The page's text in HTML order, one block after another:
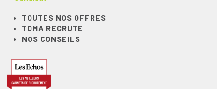
TOUTES NOS OFFRES
TOMA RECRUTE
NOS CONSEILS